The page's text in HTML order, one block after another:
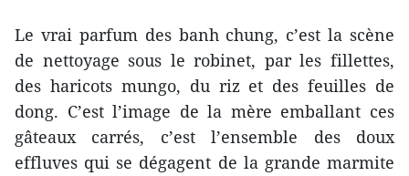
Le vrai parfum des banh chung, c’est la scène
de nettoyage sous le robinet, par les fillettes,
des haricots mungo, du riz et des feuilles de
dong. C’est l’image de la mère emballant ces
gâteaux carrés, c’est l’ensemble des doux
effluves qui se dégagent de la grande marmite